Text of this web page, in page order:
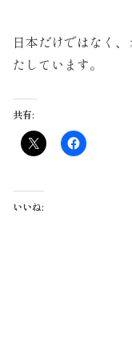
日本だけではなく
たしています。
共有:
いいね: